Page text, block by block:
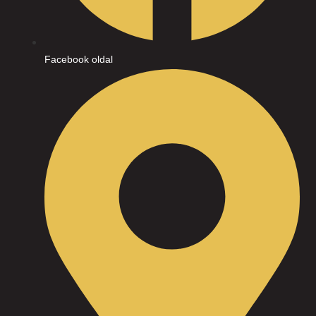
Facebook oldal